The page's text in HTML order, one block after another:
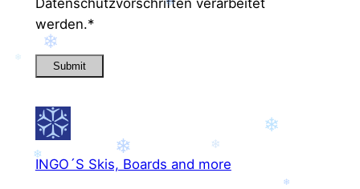
Datenschutzvorschriften verarbeitet
werden.*
Submit
INGO´S Skis, Boards and more
❄
❄
❄
❄
❄
❄
❄
❄